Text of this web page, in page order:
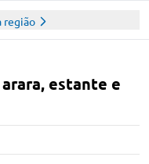
região
estante e